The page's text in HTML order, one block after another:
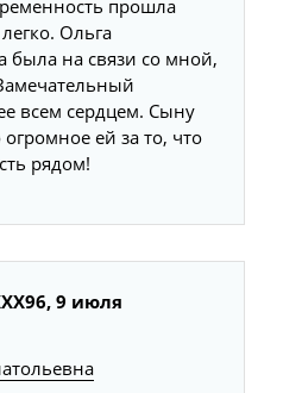
прошла
Ольга
была на связи со мной,
всем сердцем. Сыну
ей за то, что
рядом!
9 июля